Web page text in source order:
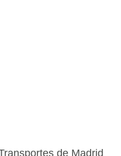
de Madrid